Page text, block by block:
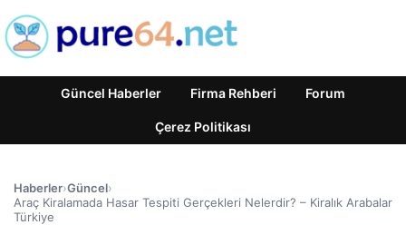
Güncel Haberler Firma Rehberi Forum
Çerez Politikası
Haberler›Güncel›
Araç Kiralamada Hasar Tespiti Gerçekleri Nelerdir? – Kiralık Arabalar
Türkiye